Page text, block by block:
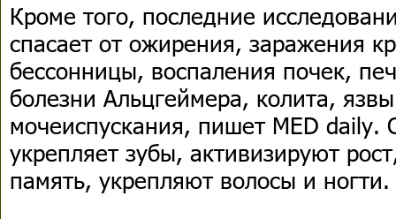
Кроме того, последние
спасает от ожирения, заражения
бессонницы, воспаления почек,
болезни Альцгеймера, колита,
мочеиспускания, пишет MED daily.
укрепляет зубы, активизируют
память, укрепляют волосы и ногти.